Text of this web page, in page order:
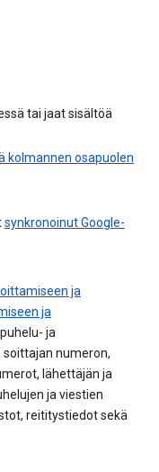
tai jaat sisältöä
kolmannen osapuolen
synkronoinut Google-
ja
ja
ja
numeron,
lähettäjän ja
ja viestien
reititystiedot sekä